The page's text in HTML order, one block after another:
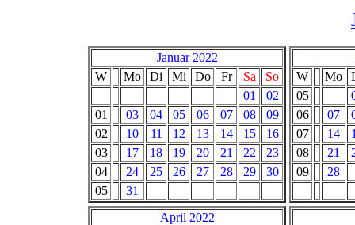
Januar 2022
W
Mo Di Mi Do Fr Sa
So
01
02
01
03 04 05 06 07 08
09
02
10 11 12 13 14 15
16
03
17 18 19 20 21 22
23
04
24 25 26 27 28 29
30
05
31
W
Mo
05
06
07
07
14
08
21
09
28
April 2022